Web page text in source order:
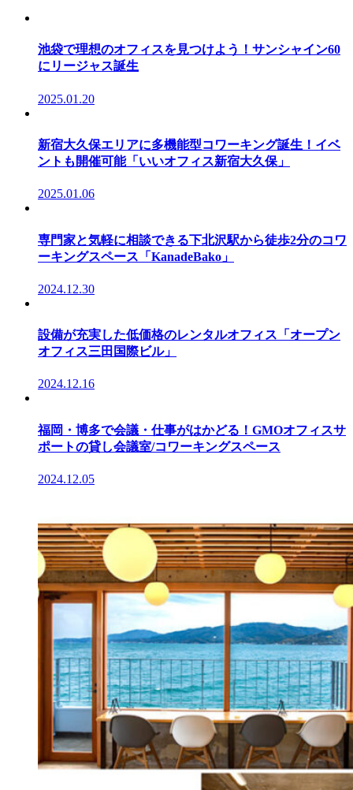
池袋で理想のオフィスを見つけよう！サンシャイン60
にリージャス誕生
2025.01.20
新宿大久保エリアに多機能型コワーキング誕生！イベ
ントも開催可能「いいオフィス新宿大久保」
2025.01.06
専門家と気軽に相談できる下北沢駅から徒歩2分のコワ
ーキングスペース「KanadeBako」
2024.12.30
設備が充実した低価格のレンタルオフィス「オープン
オフィス三田国際ビル」
2024.12.16
福岡・博多で会議・仕事がはかどる！GMOオフィスサ
ポートの貸し会議室/コワーキングスペース
2024.12.05